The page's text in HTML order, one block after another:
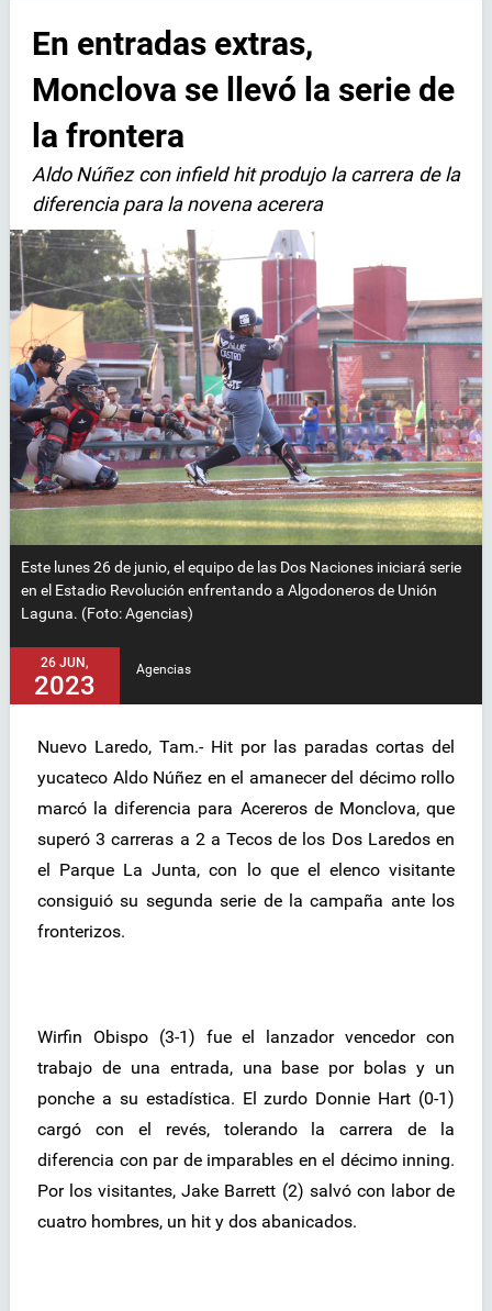
En entradas extras,
Monclova se llevó la serie de
la frontera
Aldo Núñez con infield hit produjo la carrera de la
diferencia para la novena acerera
Este lunes 26 de junio, el equipo de las Dos Naciones iniciará serie
en el Estadio Revolución enfrentando a Algodoneros de Unión
Laguna. (Foto: Agencias)
26 JUN,
2023
Agencias
Nuevo Laredo, Tam.- Hit por las paradas cortas del
yucateco Aldo Núñez en el amanecer del décimo rollo
marcó la diferencia para Acereros de Monclova, que
superó 3 carreras a 2 a Tecos de los Dos Laredos en
el Parque La Junta, con lo que el elenco visitante
consiguió su segunda serie de la campaña ante los
fronterizos.
Wirfin Obispo (3-1) fue el lanzador vencedor con
trabajo de una entrada, una base por bolas y un
ponche a su estadística. El zurdo Donnie Hart (0-1)
cargó con el revés, tolerando la carrera de la
diferencia con par de imparables en el décimo inning.
Por los visitantes, Jake Barrett (2) salvó con labor de
cuatro hombres, un hit y dos abanicados.